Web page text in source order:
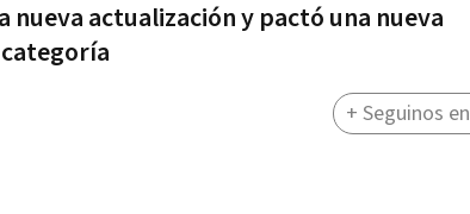
actualización y pactó una nueva
+ Seguinos en